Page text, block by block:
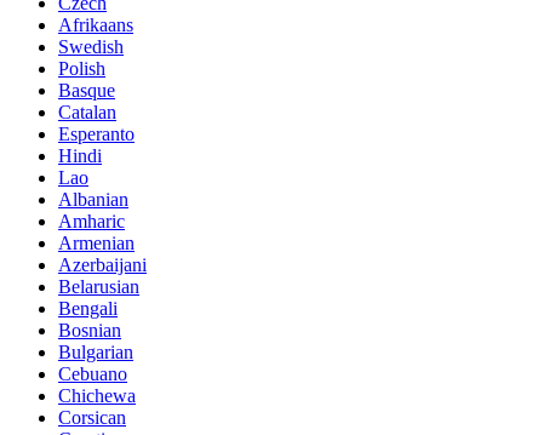
Afrikaans
Swedish
Polish
Basque
Catalan
Esperanto
Hindi
Lao
Albanian
Amharic
Armenian
Azerbaijani
Belarusian
Bengali
Bosnian
Bulgarian
Cebuano
Chichewa
Corsican